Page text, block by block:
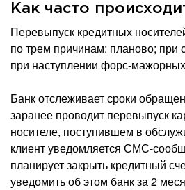
Как часто
Перевыпуск кредитных
по трем причинам: планово; при
при наступлении форс-мажорных
Банк отслеживает сроки
заранее проводит перевыпуск
носителе, поступившем в
клиент уведомляется СМС-
планирует закрыть кредитный
уведомить об этом банк за 2